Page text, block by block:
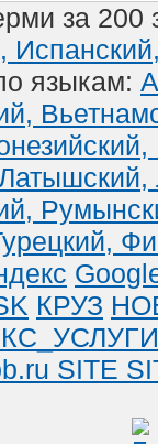
за 200
языкам:
КРУЗ
SITE